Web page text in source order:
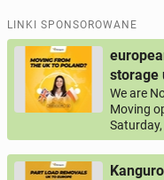
LINKI SPONSOROWANE
storage
We are
Moving